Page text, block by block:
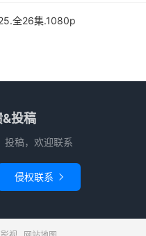
全26集.1080p
投稿
投稿，欢迎联系
侵权联系 